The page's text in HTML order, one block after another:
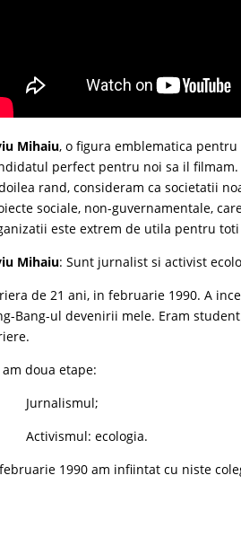
Mihaiu, o figura emblematica
perfect pentru noi sa il
rand, consideram ca societatii
sociale, non-guvernamentale,
este extrem de utila pentru
Mihaiu: Sunt jurnalist si activist
de 21 ani, in februarie 1990. A
Bang-ul devenirii mele. Eram
am doua etape:
ecologia.
1990 am infiintat cu niste